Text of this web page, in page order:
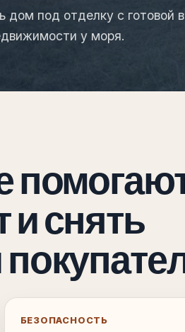
дом под отделку с готовой
у моря.
и снять
БЕЗОПАСНОСТЬ